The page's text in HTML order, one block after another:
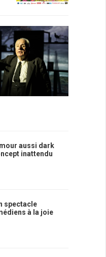
aussi dark
inattendu
spectacle
à la joie